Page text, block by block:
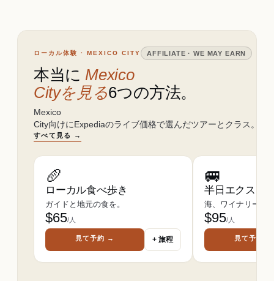
ローカル体験 · MEXICO CITY AFFILIATE · WE MAY EARN
本当に Mexico
Cityを見る6つの方法。
Mexico
City向けにExpediaのライブ価格で選んだツアーとクラス。
すべて見る →
🥖
ローカル食べ歩き
ガイドと地元の食を。
$65/人
見て予約 → + 旅程
🚐
半日エクスカ
海、ワイナリー、
$95/人
見て予約 →